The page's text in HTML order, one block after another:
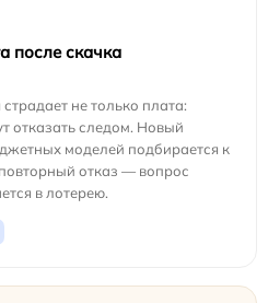
после скачка
не только плата:
отказать следом. Новый
моделей подбирается к
отказ — вопрос
в лотерею.